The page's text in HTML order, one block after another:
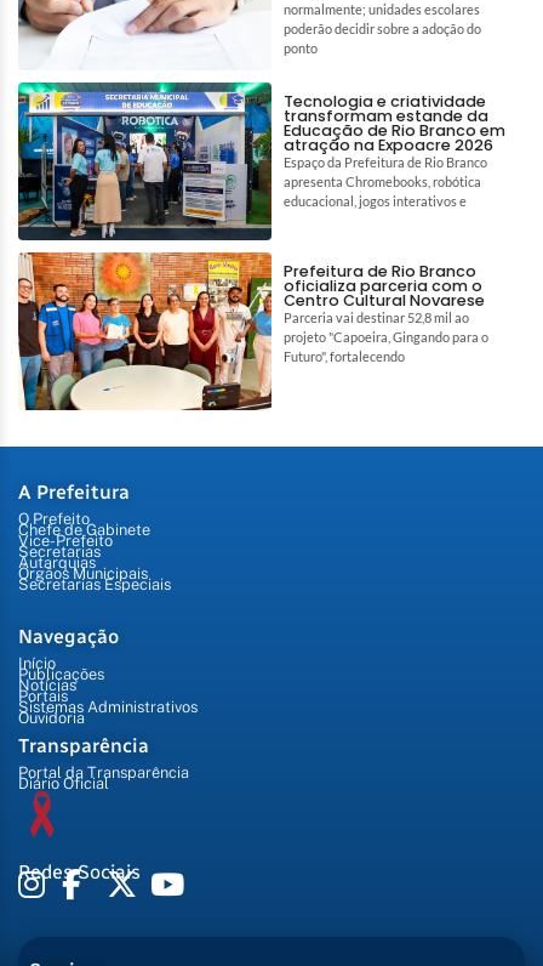
normalmente; unidades escolares
poderão decidir sobre a adoção do
ponto
Tecnologia e criatividade
transformam estande da
Educação de Rio Branco em
atração na Expoacre 2026
Espaço da Prefeitura de Rio Branco
apresenta Chromebooks, robótica
educacional, jogos interativos e
Prefeitura de Rio Branco
oficializa parceria com o
Centro Cultural Novarese
Parceria vai destinar 52,8 mil ao
projeto "Capoeira, Gingando para o
Futuro", fortalecendo
A Prefeitura
O Prefeito
Chefe de Gabinete
Vice-Prefeito
Secretarias
Autarquias
Órgãos Municipais
Secretarias Especiais
Navegação
Início
Publicações
Notícias
Portais
Sistemas Administrativos
Ouvidoria
Transparência
Portal da Transparência
Diário Oficial
Redes Sociais